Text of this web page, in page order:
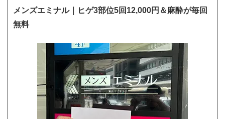
メンズエミナル｜ヒゲ3部位5回12,000円＆麻酔が毎回
無料